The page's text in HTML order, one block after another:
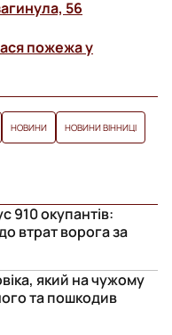
56
пожежа у
НОВИНИ НОВИНИ ВІННИЦІ
910 окупантів:
втрат ворога за
який на чужому
та пошкодив